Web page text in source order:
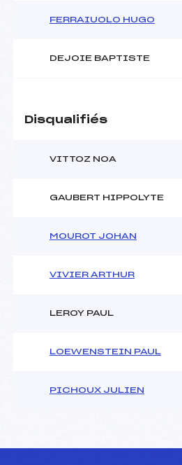
FERRAIUOLO HUGO
DEJOIE BAPTISTE
Disqualifiés
VITTOZ NOA
GAUBERT HIPPOLYTE
MOUROT JOHAN
VIVIER ARTHUR
LEROY PAUL
LOEWENSTEIN PAUL
PICHOUX JULIEN